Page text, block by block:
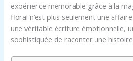
expérience mémorable grâce à la
floral n’est plus seulement une
une véritable écriture émotionnelle,
sophistiquée de raconter une histoire